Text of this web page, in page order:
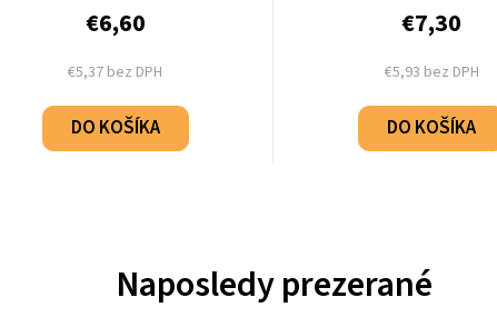
€5,37 bez DPH
€6,60
DO KOŠÍKA
€5,93 bez DPH
€7,30
DO KOŠÍKA
Naposledy prezerané